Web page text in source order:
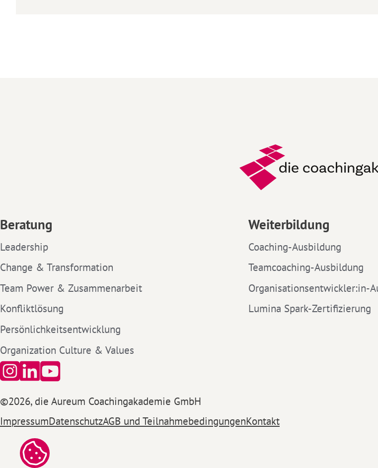
Beratung
Leadership
Change & Transformation
Team Power & Zusammenarbeit
Konfliktlösung
Persönlichkeitsentwicklung
Organization Culture & Values
Weiterbildung
Coaching-Ausbildung
Teamcoaching-Ausbildung
Organisationsentwickler:in-
Lumina Spark-Zertifizierung
©2026, die Aureum Coachingakademie GmbH
ImpressumDatenschutzAGB und TeilnahmebedingungenKontakt